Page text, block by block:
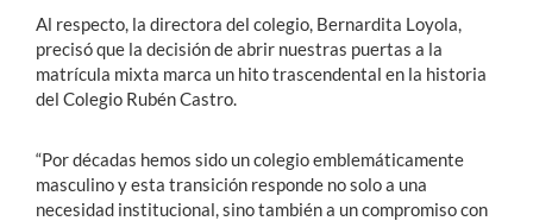
Al respecto, la directora del colegio, Bernardita Loyola,
precisó que la decisión de abrir nuestras puertas a la
matrícula mixta marca un hito trascendental en la historia
del Colegio Rubén Castro.
“Por décadas hemos sido un colegio emblemáticamente
masculino y esta transición responde no solo a una
necesidad institucional, sino también a un compromiso con